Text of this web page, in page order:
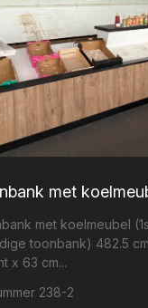
met
met koelmeubel
toonbank) 482.5
x 63 cm...
238-2